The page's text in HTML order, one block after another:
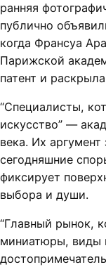
ранняя
публично
когда Франсуа
Парижской
патент и
“Специалисты,
искусство” —
века. Их
сегодняшние
фиксирует
выбора и души.
“Главный рынок,
миниатюры, виды